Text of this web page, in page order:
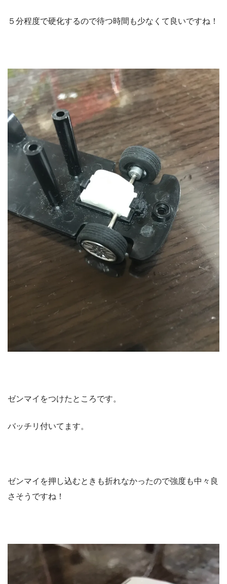
５分程度で硬化するので待つ時間も少なくて良いですね！
ゼンマイをつけたところです。
バッチリ付いてます。
ゼンマイを押し込むときも折れなかったので強度も中々良
さそうですね！